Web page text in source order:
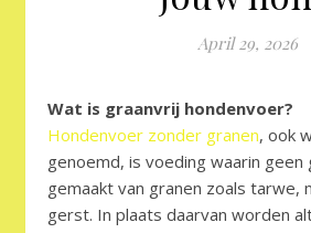
April 29, 2026
Wat is graanvrij hondenvoer?
Hondenvoer zonder granen, ook
genoemd, is voeding waarin
gemaakt van granen zoals tarwe,
gerst. In plaats daarvan worden